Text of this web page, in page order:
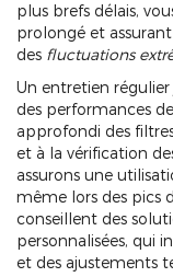
plus brefs délais,
prolongé et
des fluctuations
Un entretien
des performances
approfondi des
et à la vérification
assurons une
même lors des pics
conseillent des
personnalisées, qui
et des ajustements